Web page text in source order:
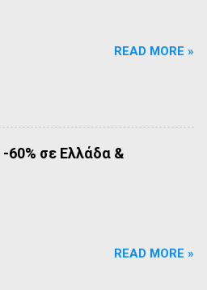
READ MORE »
60% σε Ελλάδα &
READ MORE »